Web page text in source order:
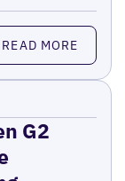
READ MORE
G2